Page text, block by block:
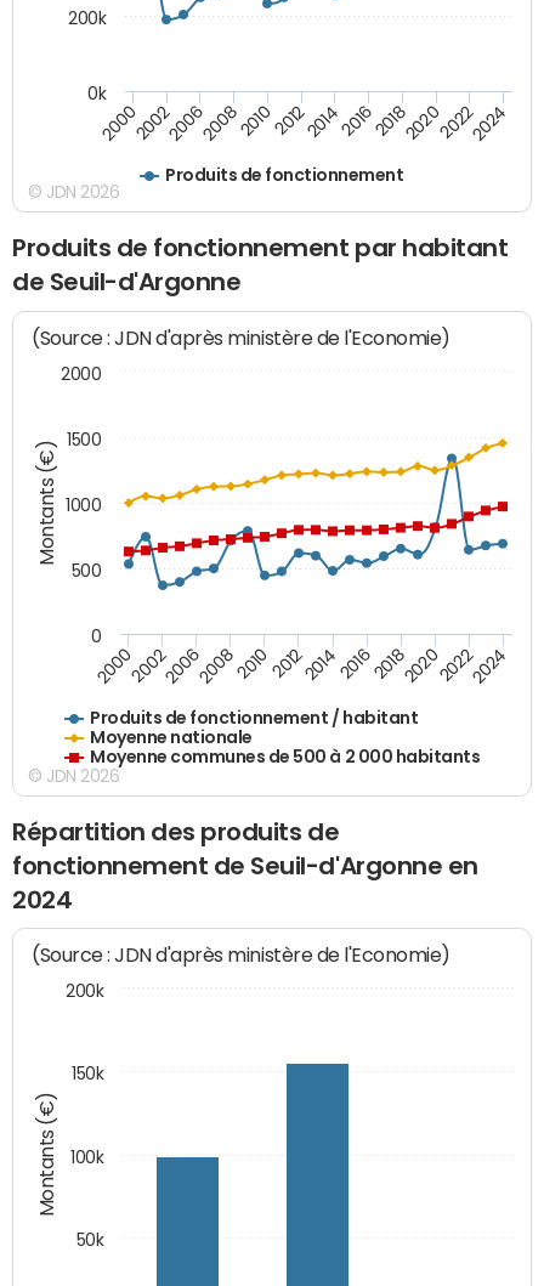
Produits de fonctionnement
200020022006200820102012201420162018202020222024
200k
0k
© JDN 2026
Produits de fonctionnement par habitant
de Seuil-d'Argonne
Montants (€)
(Source : JDN d'après ministère de l'Economie)
Produits de fonctionnement / habitant
Moyenne nationale
Moyenne communes de 500 à 2 000 habitants
200020022006200820102012201420162018202020222024
500
1000
1500
0
2000
© JDN 2026
Répartition des produits de
fonctionnement de Seuil-d'Argonne en
2024
Montants (€)
(Source : JDN d'après ministère de l'Economie)
50k
100k
150k
200k